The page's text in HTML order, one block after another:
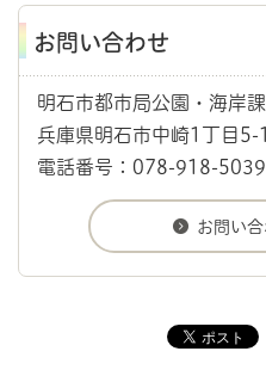
お問い合わせ
明石市都市局公園・海岸課
兵庫県明石市中崎1丁目5-1
電話番号：078-918-5039